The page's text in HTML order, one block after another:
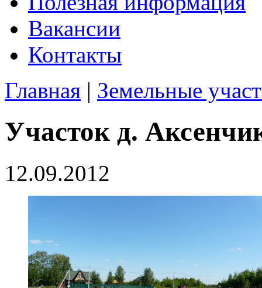
Вакансии
Контакты
Главная | Земельные
Участок д.
12.09.2012